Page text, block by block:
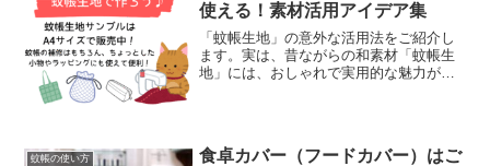
使える！素材活用アイデア集
「蚊帳生地」の意外な活用法をご紹介し
ます。実は、昔ながらの和素材「蚊帳生
地」には、おしゃれで実用的な魅力がた
蚊帳の使い方
食卓カバー（フードカバー）はご